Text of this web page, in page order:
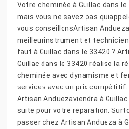
Votre cheminée à Guillac dans le
mais vous ne savez pas
vous conseillonsArtisan
meilleurinstrument et technicien
faut à Guillac dans le 33420 ?
Guillac dans le 33420 réalise la
cheminée avec dynamisme et
services avec un prix compétitif.
Artisan Anduezaviendra à
suite pour votre réparation.
passer chez Artisan Andueza à